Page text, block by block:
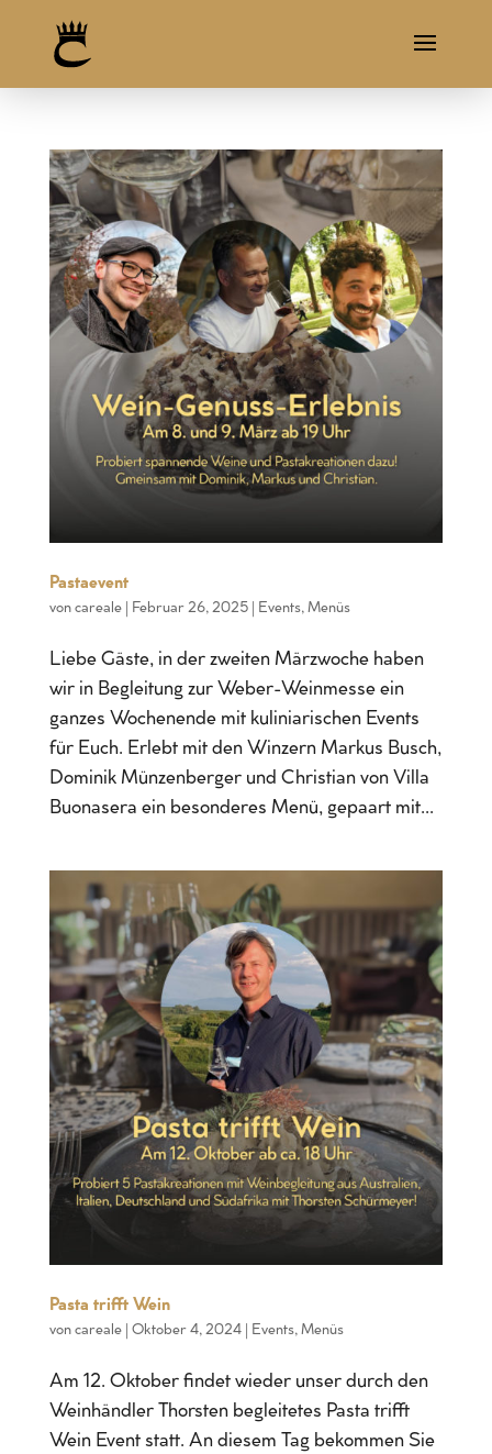
Pastaevent
von careale| Februar 26, 2025| Events, Menüs
Liebe Gäste, in der zweiten Märzwoche haben
wir in Begleitung zur Weber-Weinmesse ein
ganzes Wochenende mit kuliniarischen Events
für Euch. Erlebt mit den Winzern Markus Busch,
Dominik Münzenberger und Christian von Villa
Buonasera ein besonderes Menü, gepaart mit...
Pasta trifft Wein
von careale| Oktober 4, 2024| Events, Menüs
Am 12. Oktober findet wieder unser durch den
Weinhändler Thorsten begleitetes Pasta trifft
Wein Event statt. An diesem Tag bekommen Sie